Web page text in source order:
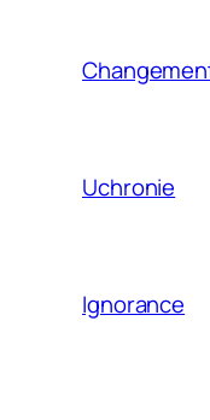
Uchronie
Ignorance